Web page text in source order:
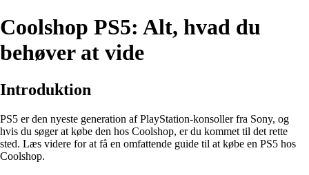
Coolshop PS5: Alt, hvad du
behøver at vide
Introduktion
PS5 er den nyeste generation af PlayStation-konsoller fra Sony, og
hvis du søger at købe den hos Coolshop, er du kommet til det rette
sted. Læs videre for at få en omfattende guide til at købe en PS5 hos
Coolshop.